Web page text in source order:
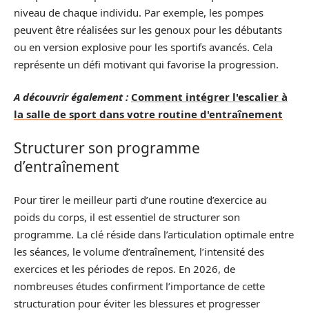
niveau de chaque individu. Par exemple, les pompes
peuvent être réalisées sur les genoux pour les débutants
ou en version explosive pour les sportifs avancés. Cela
représente un défi motivant qui favorise la progression.
A découvrir également : Comment intégrer l'escalier à
la salle de sport dans votre routine d'entraînement
Structurer son programme
d’entraînement
Pour tirer le meilleur parti d’une routine d’exercice au
poids du corps, il est essentiel de structurer son
programme. La clé réside dans l’articulation optimale entre
les séances, le volume d’entraînement, l’intensité des
exercices et les périodes de repos. En 2026, de
nombreuses études confirment l’importance de cette
structuration pour éviter les blessures et progresser